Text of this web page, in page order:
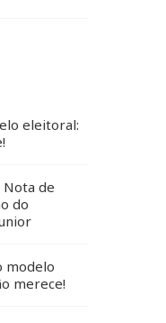
eleitoral:
Nota de
do
modelo
merece!